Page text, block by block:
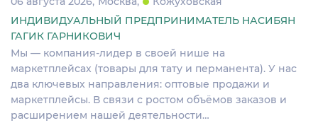
ИНДИВИДУАЛЬНЫЙ ПРЕДПРИНИМАТЕЛЬ НАСИБЯН
ГАГИК ГАРНИКОВИЧ
Мы — компания-лидер в своей нише на
маркетплейсах (товары для тату и перманента). У нас
два ключевых направления: оптовые продажи и
маркетплейсы. В связи с ростом объёмов заказов и
расширением нашей деятельности…